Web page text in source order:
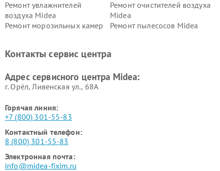
Ремонт увлажнителей
воздуха Midea
Ремонт очистителей воздуха
Midea
Ремонт морозильных камер
Ремонт пылесосов Midea
пылесосов Midea
Midea
Контакты сервис центра
Адрес сервисного центра Midea:
г. Орёл, Ливенская ул., 68А
Горячая линия:
+7 (800) 301-55-83
Контактный телефон:
8 (800) 301-55-83
Электронная почта:
info@midea-fixim.ru